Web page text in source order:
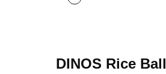
DINOS Rice